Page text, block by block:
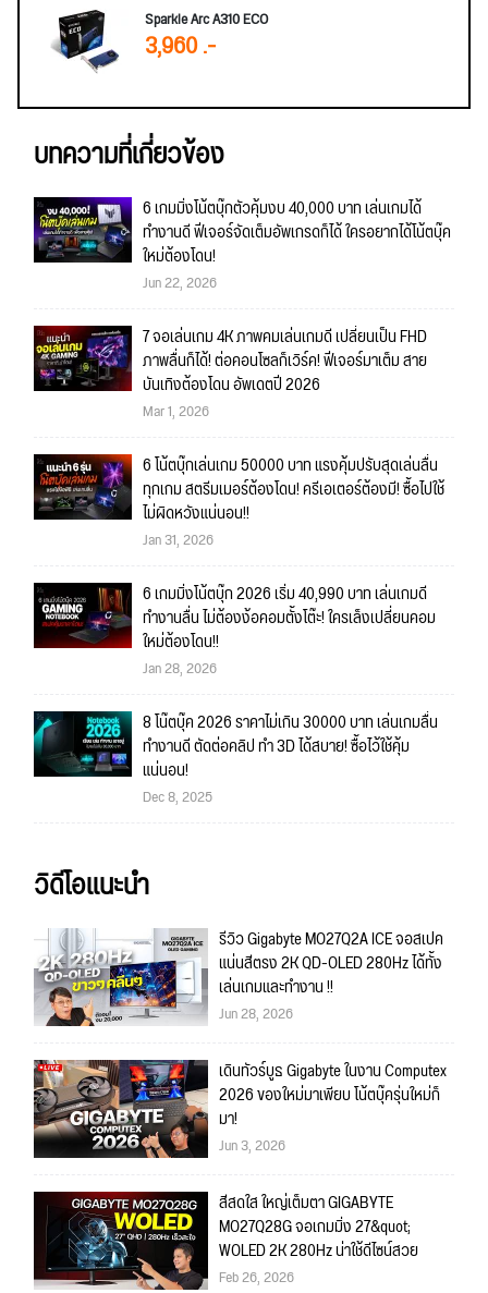
Sparkle Arc A310 ECO
3,960 .-
บทความที่เกี่ยวข้อง
6 เกมมิ่งโน้ตบุ๊กตัวคุ้มงบ 40,000 บาท เล่นเกมได้
ทำงานดี ฟีเจอร์จัดเต็มอัพเกรดก็ได้ ใครอยากได้โน้ตบุ๊ค
ใหม่ต้องโดน!
Jun 22, 2026
7 จอเล่นเกม 4K ภาพคมเล่นเกมดี เปลี่ยนเป็น FHD
ภาพลื่นก็ได้! ต่อคอนโซลก็เวิร์ค! ฟีเจอร์มาเต็ม สาย
บันเทิงต้องโดน อัพเดตปี 2026
Mar 1, 2026
6 โน้ตบุ๊กเล่นเกม 50000 บาท แรงคุ้มปรับสุดเล่นลื่น
ทุกเกม สตรีมเมอร์ต้องโดน! ครีเอเตอร์ต้องมี! ซื้อไปใช้
ไม่ผิดหวังแน่นอน!!
Jan 31, 2026
6 เกมมิ่งโน้ตบุ๊ก 2026 เริ่ม 40,990 บาท เล่นเกมดี
ทำงานลื่น ไม่ต้องง้อคอมตั้งโต๊ะ! ใครเล็งเปลี่ยนคอม
ใหม่ต้องโดน!!
Jan 28, 2026
8 โน๊ตบุ๊ค 2026 ราคาไม่เกิน 30000 บาท เล่นเกมลื่น
ทำงานดี ตัดต่อคลิป ทำ 3D ได้สบาย! ซื้อไว้ใช้คุ้ม
แน่นอน!
Dec 8, 2025
วิดีโอแนะนำ
รีวิว Gigabyte MO27Q2A ICE จอสเปค
แน่นสีตรง 2K QD-OLED 280Hz ได้ทั้ง
เล่นเกมและทำงาน !!
Jun 28, 2026
เดินทัวร์บูธ Gigabyte ในงาน Computex
2026 ของใหม่มาเพียบ โน้ตบุ๊ครุ่นใหม่ก็
มา!
Jun 3, 2026
สีสดใส ใหญ่เต็มตา GIGABYTE
MO27Q28G จอเกมมิ่ง 27&quot;
WOLED 2K 280Hz น่าใช้ดีไซน์สวย
Feb 26, 2026